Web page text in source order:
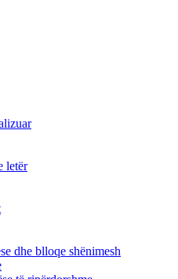
letër
dhe blloqe shënimesh